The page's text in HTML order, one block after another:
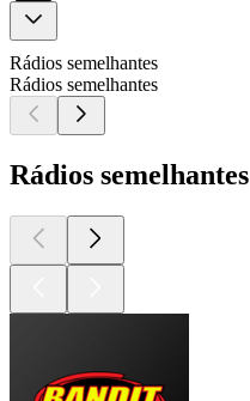
Rádios semelhantes
Rádios semelhantes
Rádios semelhantes